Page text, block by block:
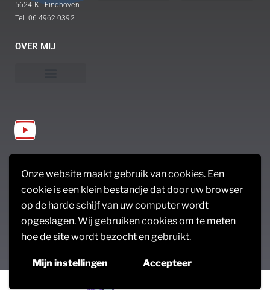
Onze website maakt gebruik van cookies. Een
cookie is een klein bestandje dat door uw browser
op de harde schijf van uw computer wordt
opgeslagen. Wij gebruiken cookies om te meten
hoe de site wordt bezocht en gebruikt.
Mijn instellingen Accepteer
5624 KL Eindhoven
Tel. 06 4962 0392
OVER MIJ